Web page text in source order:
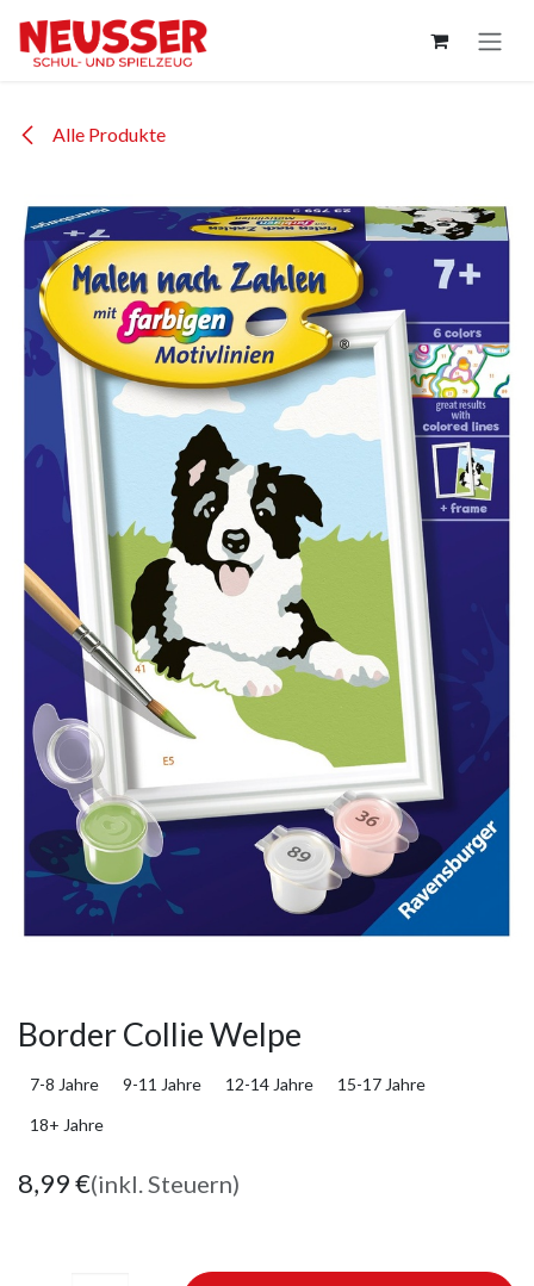
Alle Produkte
Border Collie Welpe
7-8 Jahre 9-11 Jahre 12-14 Jahre
15-17 Jahre
18+ Jahre
8,99€(inkl. Steuern)